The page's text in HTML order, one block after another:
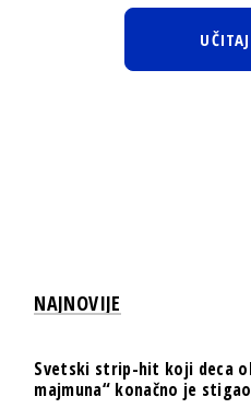
NAJNOVIJE
Svetski strip-hit koji deca
majmuna“ konačno je